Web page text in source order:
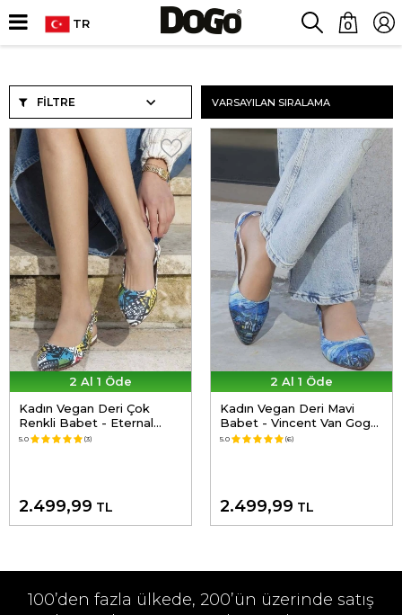
TR 0
FILTRE
2 Al 1 Öde
Kadın Vegan Deri Çok
Renkli Babet - Eternal
Swirl Tasarım
5.0 (3)
2.499,99 TL
2 Al 1 Öde
Kadın Vegan Deri Mavi
Babet - Vincent Van Gogh
the Starry Night Tasarım
5.0 (6)
2.499,99 TL
100’den fazla ülkede, 200’ün üzerinde satış